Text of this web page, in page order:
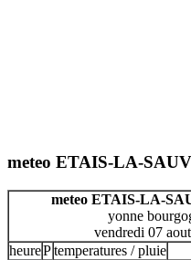
meteo ETAIS-LA-
meteo ETAIS-LA-
yonne
vendredi 07
heurePtemperatures / pluie